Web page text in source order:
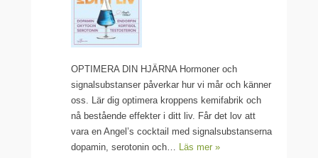
OPTIMERA DIN HJÄRNA Hormoner och
signalsubstanser påverkar hur vi mår och känner
oss. Lär dig optimera kroppens kemifabrik och
nå bestående effekter i ditt liv. Får det lov att
vara en Angel’s cocktail med signalsubstanserna
dopamin, serotonin och… Läs mer »